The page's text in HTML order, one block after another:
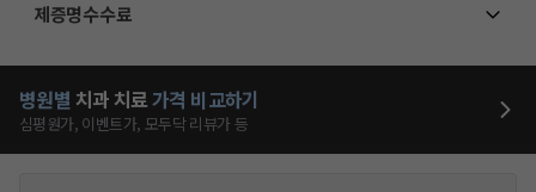
제증명수수료
병원별 치과 치료가격 비교하기
심평원가, 이벤트가, 모두닥 리뷰가 등